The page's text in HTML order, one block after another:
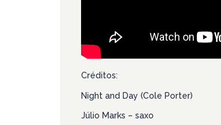
Créditos:
Night and Day (Cole Porter)
Júlio Marks – saxo